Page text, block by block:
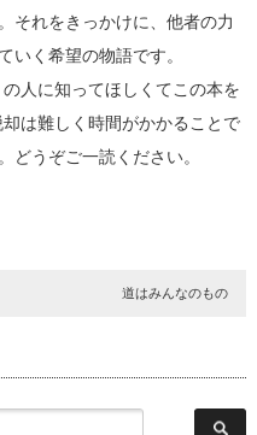
それをきっかけに、他者の力
いく希望の物語です。
人に知ってほしくてこの本を
は難しく時間がかかることで
どうぞご一読ください。
道はみんなのもの